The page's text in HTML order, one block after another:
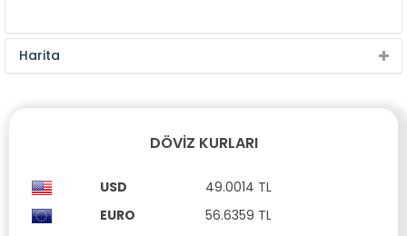
Harita
DÖVIZ KURLARI
USD
49.0014 TL
EURO
56.6359 TL